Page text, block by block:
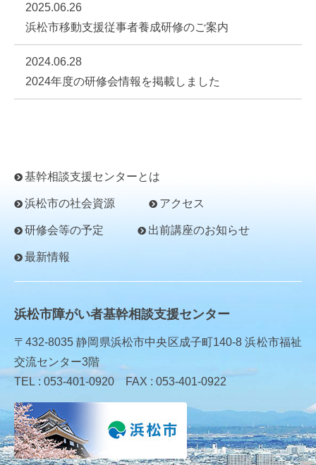
2025.06.26
浜松市移動支援従事者養成研修のご案内
2024.06.28
2024年度の研修会情報を掲載しました
基幹相談支援センターとは
浜松市の社会資源 アクセス
研修会等の予定 出前講座のお知らせ
最新情報
浜松市障がい者基幹相談支援センター
〒432-8035 静岡県浜松市中央区成子町140-8 浜松市福祉
交流センター3階
TEL : 053-401-0920 FAX : 053-401-0922